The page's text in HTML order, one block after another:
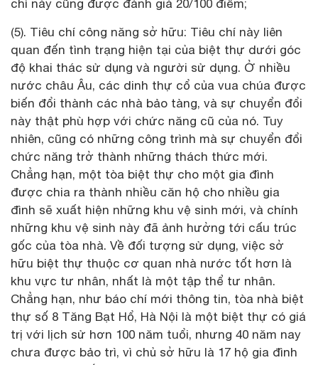
chí này cũng được đánh giá 20/100 điểm;
(5). Tiêu chí công năng sở hữu: Tiêu chí này liên
quan đến tình trạng hiện tại của biệt thự dưới góc
độ khai thác sử dụng và người sử dụng. Ở nhiều
nước châu Âu, các dinh thự cổ của vua chúa được
biến đổi thành các nhà bảo tàng, và sự chuyển đổi
này thật phù hợp với chức năng cũ của nó. Tuy
nhiên, cũng có những công trình mà sự chuyển đổi
chức năng trở thành những thách thức mới.
Chẳng hạn, một tòa biệt thự cho một gia đình
được chia ra thành nhiều căn hộ cho nhiều gia
đình sẽ xuất hiện những khu vệ sinh mới, và chính
những khu vệ sinh này đã ảnh hưởng tới cấu trúc
gốc của tòa nhà. Về đối tượng sử dụng, việc sở
hữu biệt thự thuộc cơ quan nhà nước tốt hơn là
khu vực tư nhân, nhất là một tập thể tư nhân.
Chẳng hạn, như báo chí mới thông tin, tòa nhà biệt
thự số 8 Tăng Bạt Hổ, Hà Nội là một biệt thự có giá
trị với lịch sử hơn 100 năm tuổi, nhưng 40 năm nay
chưa được bảo trì, vì chủ sở hữu là 17 hộ gia đình